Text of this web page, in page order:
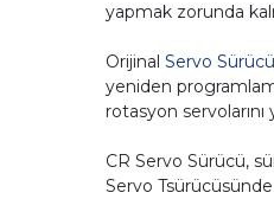
yapmak zorunda
Orijinal Servo
yeniden
rotasyon
CR Servo Sürücü,
Servo